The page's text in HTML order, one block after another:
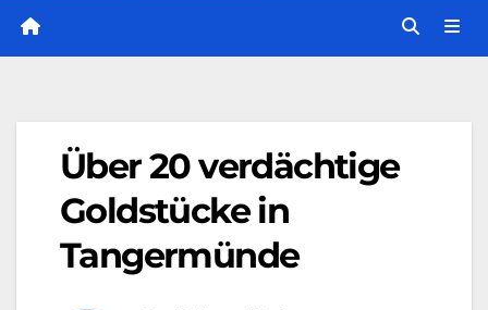
Über 20 verdächtige
Goldstücke in
Tangermünde